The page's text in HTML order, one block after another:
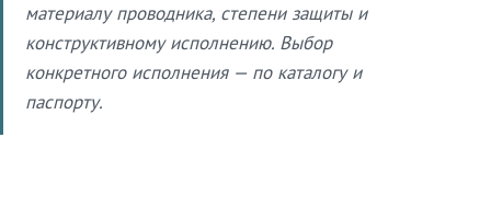
материалу проводника, степени защиты и
конструктивному исполнению. Выбор
конкретного исполнения — по каталогу и
паспорту.